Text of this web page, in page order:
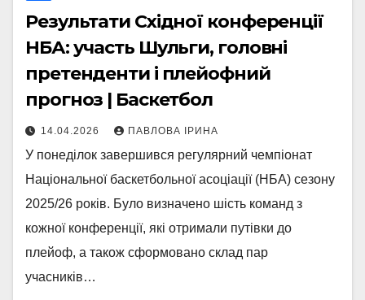
Результати Східної конференції
НБА: участь Шульги, головні
претенденти і плейофний
прогноз | Баскетбол
14.04.2026 ПАВЛОВА ІРИНА
У понеділок завершився регулярний чемпіонат
Національної баскетбольної асоціації (НБА) сезону
2025/26 років. Було визначено шість команд з
кожної конференції, які отримали путівки до
плейоф, а також сформовано склад пар
учасників…